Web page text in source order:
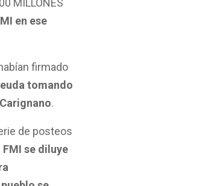
MILLONES
en ese
firmado
tomando
.
de posteos
se diluye